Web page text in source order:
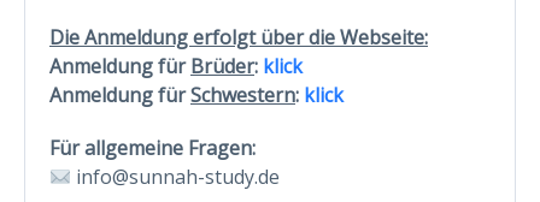
Die Anmeldung erfolgt über die Webseite:
Anmeldung fürBrüder: klick
Anmeldung fürSchwestern: klick
Für allgemeine Fragen:
info@sunnah-study.de